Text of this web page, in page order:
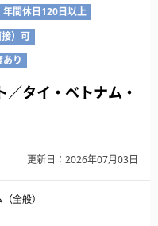
年間休日120日以上
）可
り
タイ・ベトナム・
更新日：2026年07月03日
全般）